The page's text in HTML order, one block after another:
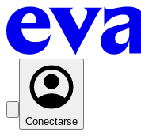
Conectarse